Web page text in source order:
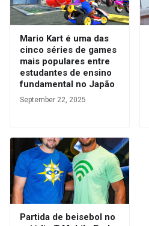
Mario Kart é uma das
cinco séries de games
mais populares entre
estudantes de ensino
fundamental no Japão
September 22, 2025
Partida de beisebol no